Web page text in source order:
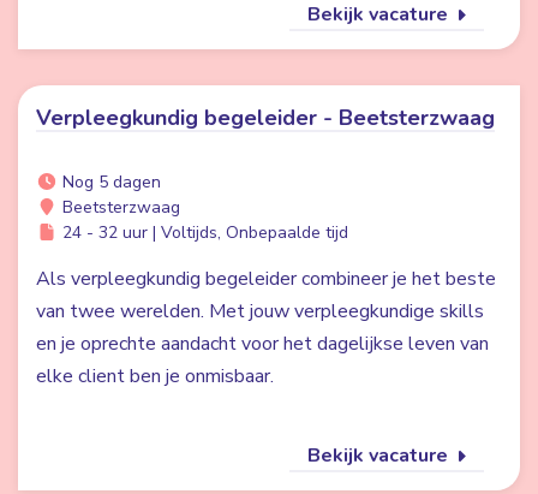
Bekijk vacature
Verpleegkundig begeleider - Beetsterzwaag
Nog 5 dagen
Beetsterzwaag
24 - 32 uur | Voltijds, Onbepaalde tijd
Als verpleegkundig begeleider combineer je het beste
van twee werelden. Met jouw verpleegkundige skills
en je oprechte aandacht voor het dagelijkse leven van
elke client ben je onmisbaar.
Bekijk vacature